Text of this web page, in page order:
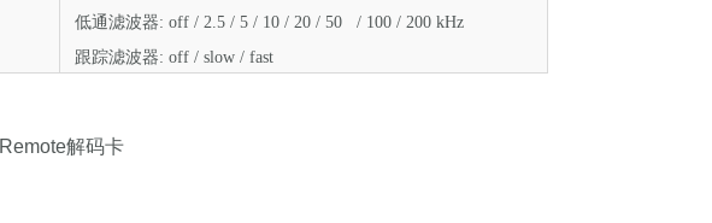
低通滤波器: off / 2.5 / 5 / 10 / 20 / 50 / 100 / 200 kHz
跟踪滤波器: off / slow / fast
Remote解码卡